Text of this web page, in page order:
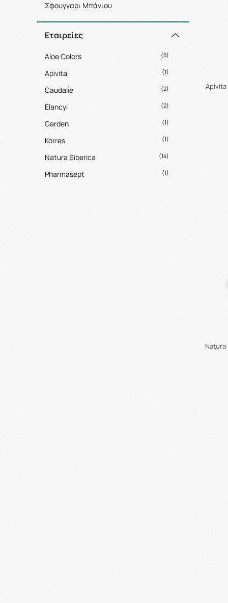
Σφουγγάρι Μπάνιου
Εταιρείες
Aloe Colors (5)
Apivita (1)
Caudalie (2)
Elancyl (2)
Garden (1)
Korres (1)
Natura Siberica (14)
Pharmasept (1)
Apivita
Natura